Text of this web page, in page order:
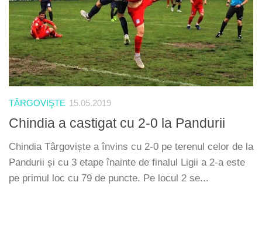
TÂRGOVIŞTE 15.05.2019
Chindia a castigat cu 2-0 la Pandurii
Chindia Târgoviște a învins cu 2-0 pe terenul celor de la
Pandurii și cu 3 etape înainte de finalul Ligii a 2-a este
pe primul loc cu 79 de puncte. Pe locul 2 se...